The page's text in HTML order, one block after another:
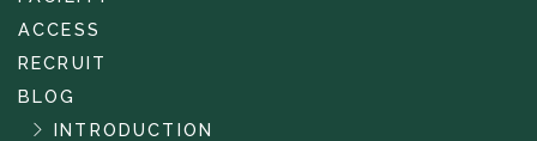
ACCESS
RECRUIT
BLOG
INTRODUCTION